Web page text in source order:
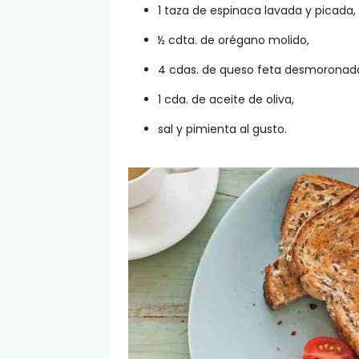
1 taza de espinaca lavada y picada,
½ cdta. de orégano molido,
4 cdas. de queso feta
1 cda. de aceite de oliva,
sal y pimienta al gusto.